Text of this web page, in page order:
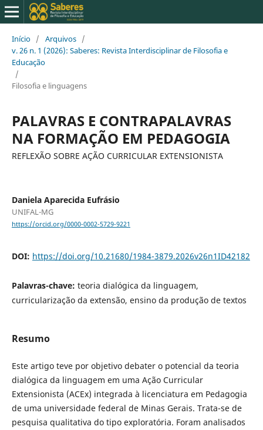
Início / Arquivos /
v. 26 n. 1 (2026): Saberes: Revista Interdisciplinar de Filosofia e
Educação
/
Filosofia e linguagens
PALAVRAS E CONTRAPALAVRAS
NA FORMAÇÃO EM PEDAGOGIA
REFLEXÃO SOBRE AÇÃO CURRICULAR EXTENSIONISTA
Daniela Aparecida Eufrásio
UNIFAL-MG
https://orcid.org/0000-0002-5729-9221
DOI: https://doi.org/10.21680/1984-3879.2026v26n1ID42182
Palavras-chave: teoria dialógica da linguagem,
curricularização da extensão, ensino da produção de textos
Resumo
Este artigo teve por objetivo debater o potencial da teoria
dialógica da linguagem em uma Ação Curricular
Extensionista (ACEx) integrada à licenciatura em Pedagogia
de uma universidade federal de Minas Gerais. Trata-se de
pesquisa qualitativa do tipo exploratória. Foram analisados